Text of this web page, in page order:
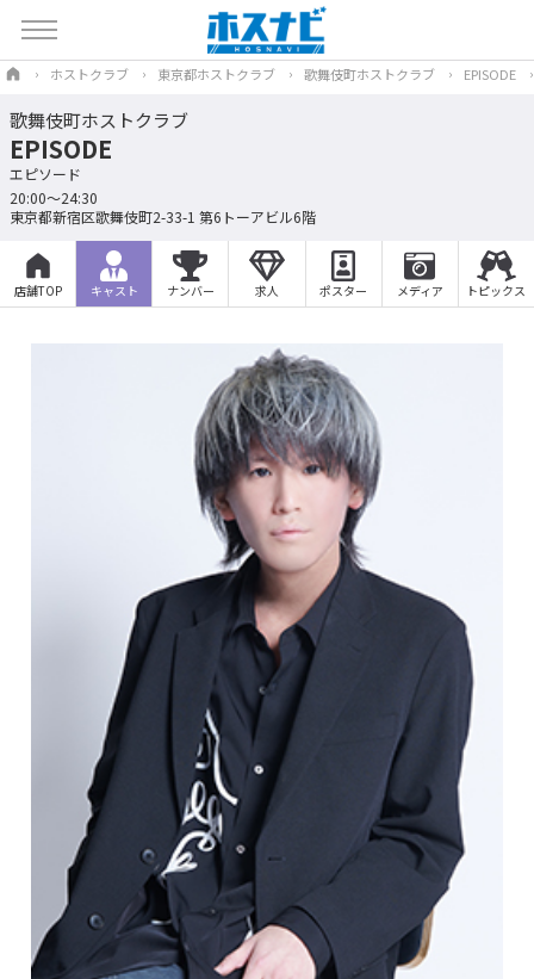
ホストクラブ 東京都ホストクラブ 歌舞伎町ホストクラブ EPISODE
歌舞伎町ホストクラブ
EPISODE
エピソード
20:00～24:30
東京都新宿区歌舞伎町2-33-1 第6トーアビル6階
店舗TOP キャスト ナンバー 求人 ポスター メディア トピックス